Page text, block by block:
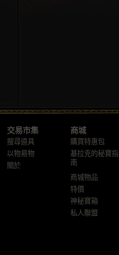
交易市集
搜尋道具
以物易物
關於
商城
購買特惠包
基拉克的秘寶指
南
商城物品
特價
神秘寶箱
私人聯盟